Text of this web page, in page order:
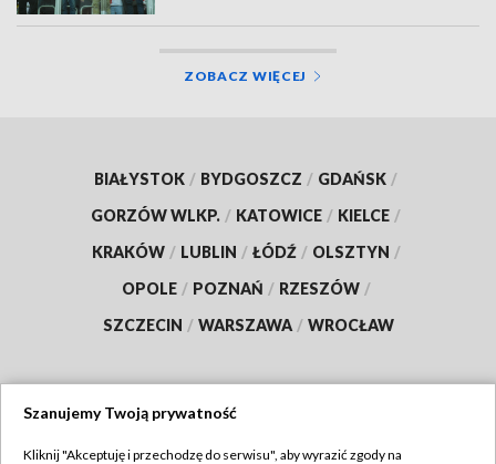
ZOBACZ WIĘCEJ
BIAŁYSTOK / BYDGOSZCZ / GDAŃSK /
GORZÓW WLKP. / KATOWICE / KIELCE /
KRAKÓW / LUBLIN / ŁÓDŹ / OLSZTYN /
OPOLE / POZNAŃ / RZESZÓW /
SZCZECIN / WARSZAWA / WROCŁAW
Szanujemy Twoją prywatność
Kliknij "Akceptuję i przechodzę do serwisu", aby wyrazić zgody na